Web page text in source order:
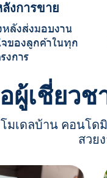
งการขาย
ลังส่งมอบงาน
ของลูกค้าในทุก
งการ
อผู้เชี่ยว
มเดลบ้าน คอนโด
สวย